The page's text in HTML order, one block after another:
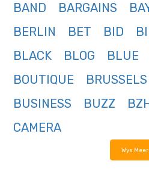
BAND
BARGAINS
BERLIN
BET BID
BLACK
BLOG BLUE
BOUTIQUE
BRUSSELS
BUSINESS
BUZZ
CAMERA
Wys Meer